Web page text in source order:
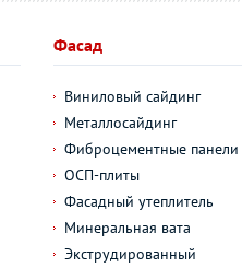
Фасад
Виниловый сайдинг
Металлосайдинг
Фиброцементные панели
ОСП-плиты
Фасадный утеплитель
Минеральная вата
Экструдированный